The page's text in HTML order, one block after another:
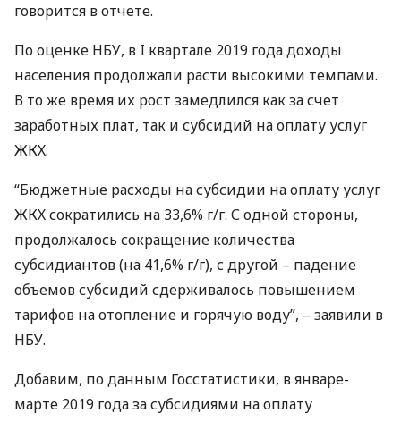
говорится в отчете.
По оценке НБУ, в I квартале 2019 года доходы
населения продолжали расти высокими темпами.
В то же время их рост замедлился как за счет
заработных плат, так и субсидий на оплату услуг
ЖКХ.
“Бюджетные расходы на субсидии на оплату услуг
ЖКХсократились на 33,6% г/г. С одной стороны,
продолжалось сокращение количества
субсидиантов (на 41,6% г/г), с другой – падение
объемов субсидий сдерживалось повышением
тарифов на отопление и горячую воду”, – заявили в
НБУ.
Добавим, по данным Госстатистики, в январе-
марте 2019 года за субсидиями на оплату